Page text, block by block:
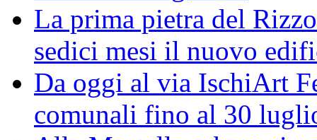
La prima pietra del
sedici mesi il nuovo
Da oggi al via IschiArt
comunali fino al 30